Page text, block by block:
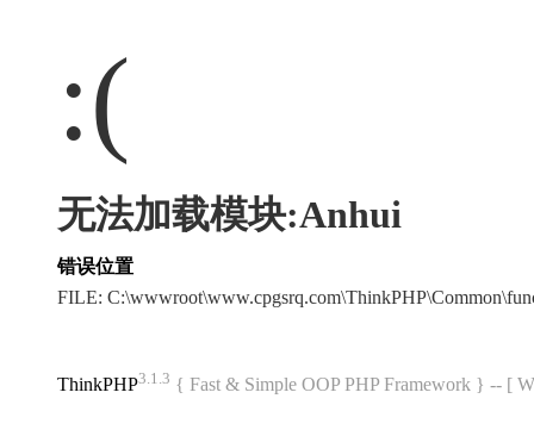
:(
无法加载模块:Anhui
错误位置
FILE:
ThinkPHP3.1.3 { Fast & Simple OOP PHP Framework } -- [